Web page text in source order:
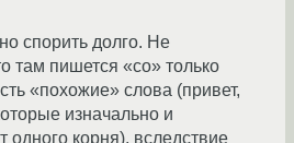
спорить долго. Не
там пишется «со» только
«похожие» слова (привет,
изначально и
одного корня), вследствие